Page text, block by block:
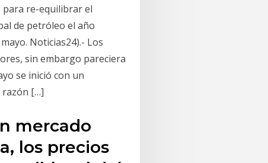
para re-equilibrar el
de petróleo el año
Noticias24).- Los
sin embargo pareciera
se inició con un
razón […]
mercado
los precios